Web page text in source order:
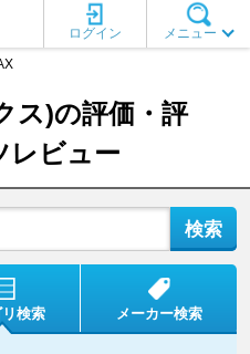
メニュー
ログイン
ス)の評価・評
レビュー
検索 メーカー検索